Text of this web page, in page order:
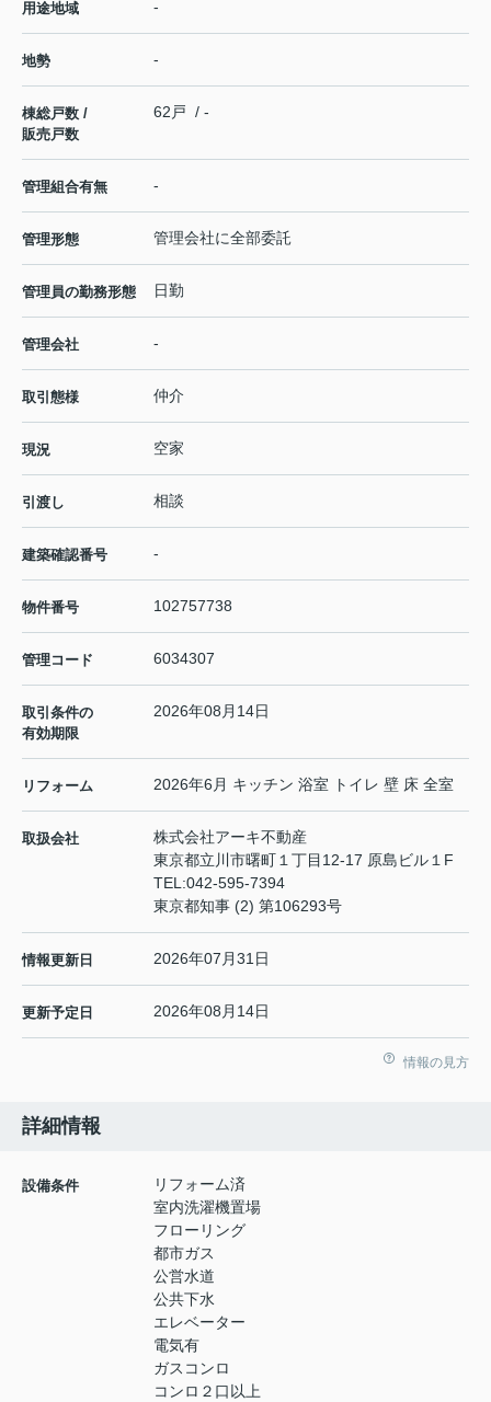
用途地域 -
地勢 -
棟総戸数 /
販売戸数
62戸 / -
管理組合有無 -
管理形態 管理会社に全部委託
管理員の勤務形態 日勤
管理会社 -
取引態様 仲介
現況 空家
引渡し 相談
建築確認番号 -
物件番号 102757738
管理コード 6034307
取引条件の
有効期限
2026年08月14日
リフォーム 2026年6月 キッチン 浴室 トイレ 壁 床 全室
取扱会社
株式会社アーキ不動産
東京都立川市曙町１丁目12-17 原島ビル１F
TEL:042-595-7394
東京都知事 (2) 第106293号
情報更新日 2026年07月31日
更新予定日 2026年08月14日
情報の見方
詳細情報
設備条件
リフォーム済
室内洗濯機置場
フローリング
都市ガス
公営水道
公共下水
エレベーター
電気有
ガスコンロ
コンロ２口以上